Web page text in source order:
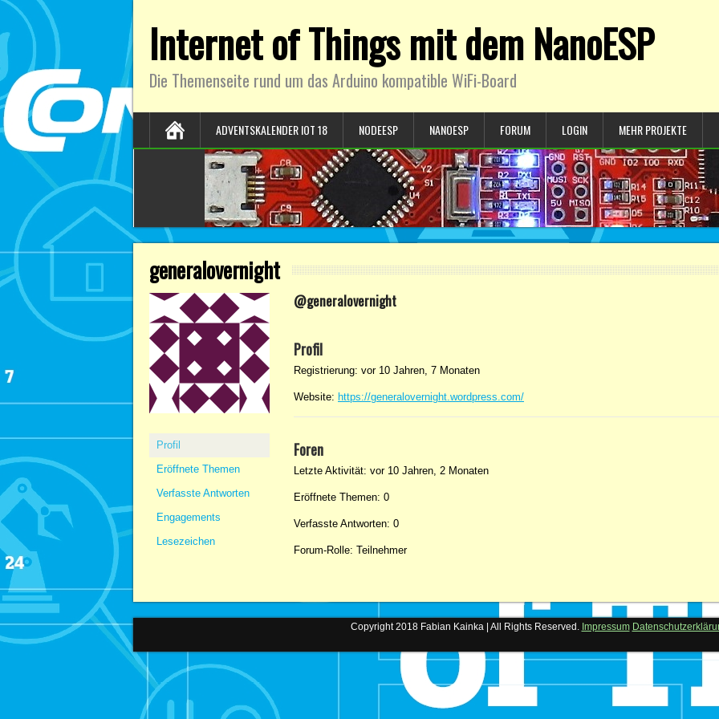
Internet of Things mit dem NanoESP
Die Themenseite rund um das Arduino kompatible WiFi-Board
ADVENTSKALENDER IOT 18 NODEESP NANOESP FORUM LOGIN MEHR PROJEKTE
generalovernight
Profil
Eröffnete Themen
Verfasste Antworten
Engagements
Lesezeichen
@generalovernight
Profil
Registrierung: vor 10 Jahren, 7 Monaten
Website: https://generalovernight.wordpress.com/
Foren
Letzte Aktivität: vor 10 Jahren, 2 Monaten
Eröffnete Themen: 0
Verfasste Antworten: 0
Forum-Rolle: Teilnehmer
Copyright 2018 Fabian Kainka | All Rights Reserved. Impressum